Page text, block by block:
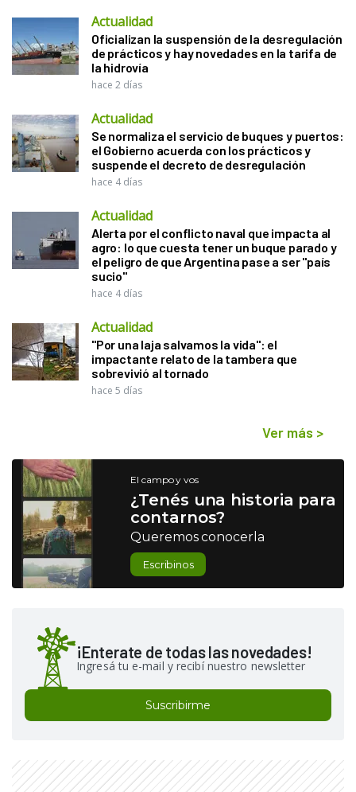
Actualidad
Oficializan la suspensión de la desregulación
de prácticos y hay novedades en la tarifa de
la hidrovía
hace 2 días
Actualidad
Se normaliza el servicio de buques y puertos:
el Gobierno acuerda con los prácticos y
suspende el decreto de desregulación
hace 4 días
Actualidad
Alerta por el conflicto naval que impacta al
agro: lo que cuesta tener un buque parado y
el peligro de que Argentina pase a ser "país
sucio"
hace 4 días
Actualidad
"Por una laja salvamos la vida": el
impactante relato de la tambera que
sobrevivió al tornado
hace 5 días
Ver más >
El campo y vos
¿Tenés una historia para
contarnos?
Queremos conocerla
Escribinos
¡Enterate de todas las novedades!
Ingresá tu e-mail y recibí nuestro newsletter
Suscribirme